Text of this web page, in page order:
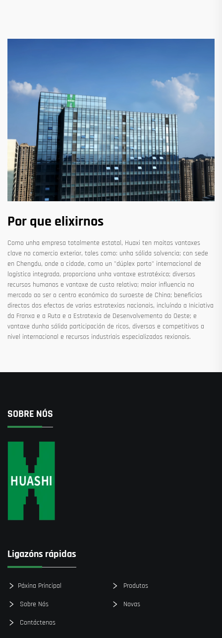
Por que elixirnos
Como unha empresa totalmente estatal, Huaxi ten moitas vantaxes
clave no comercio exterior, tales como: unha sólida solvencia; con sede
en Chengdu, onde a cidade, como un "dúplex porto" internacional de
logística integrada, proporciona unha vantaxe estratéxica; diversos
recursos humanos e vantaxe de custo relativo; maior influencia no
mercado ao ser o centro económico do suroeste de China; beneficios
directos dos efectos de varias estratexias nacionais, incluíndo a Iniciativa
da Franxa e a Ruta e a Estratexia de Desenvolvemento do Oeste; e
vantaxe dunha sólida participación de ricos, diversos e competitivos a
nivel internacional e recursos industriais especializados rexionais.
SOBRE NÓS
Ligazóns rápidas
Páxina Principal Produtos
Sobre Nós Novas
Contáctenos